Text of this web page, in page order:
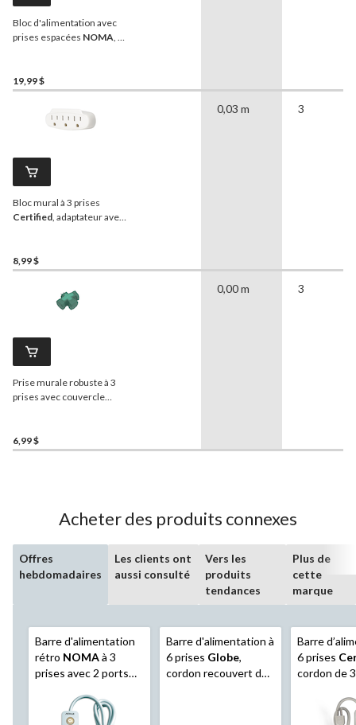
Bloc d'alimentation avec
prises espacées NOMA
19,99 $
Bloc mural à 3 prises
Certified , adaptateur avec
8,99 $
0,03 m 3
Prise murale robuste à 3
prises avec couvercle
6,99 $
0,00 m 3
Acheter des produits connexes
Offres
hebdomadaires
Les clients ont
aussi consulté
Vers les
produits
tendances
Plus de
cette
marque
Barre d'alimentation
rétro NOMAà 3
prises avec 2 ports
Barre d'alimentation à
6 prises Globe,
cordon recouvert de
Barre
6 prises
cordon de